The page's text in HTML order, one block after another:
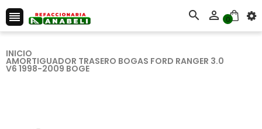
   0
INICIO
AMORTIGUADOR TRASERO BOGAS FORD RANGER 3.0
V6 1998-2009 BOGE